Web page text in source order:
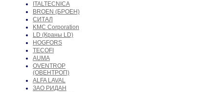
ITALTECNICA
BROEN (БРОЕН)
СИТАЛ
KMC Corporation
LD (Краны LD)
HOGFORS
TECOFI
AUMA
OVENTROP
(ОВЕНТРОП)
ALFA LAVAL
ЗАО РИДАН